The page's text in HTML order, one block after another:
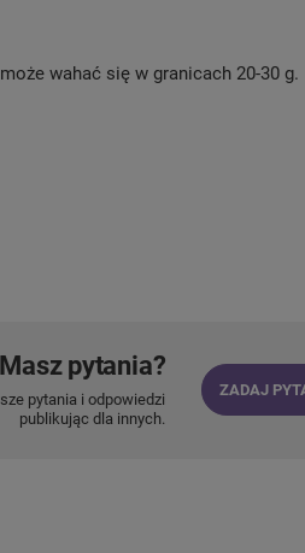
wahać się w granicach 20-30 g.
pytania?
pytania i odpowiedzi
publikując dla innych.
ZADAJ